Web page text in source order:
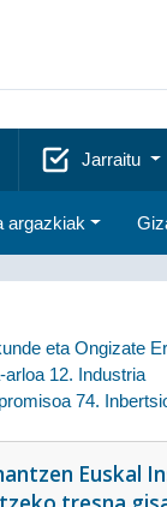
Jarraitu
argazkiak
eta Ongizate
12. Industria
74.
Euskal